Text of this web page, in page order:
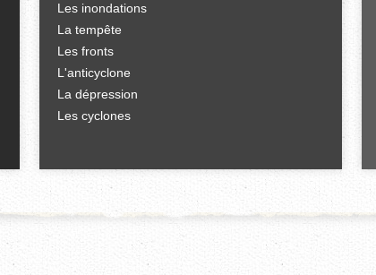
Les inondations
La tempête
Les fronts
L'anticyclone
La dépression
Les cyclones